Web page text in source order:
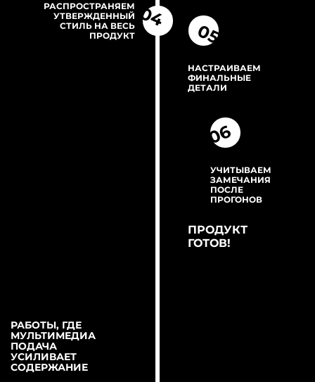
06
УЧИТЫВАЕМ
ЗАМЕЧАНИЯ
ПОСЛЕ
ПРОГОНОВ
ПРОДУКТ
ГОТОВ!
04
РАСПРОСТРАНЯЕМ
УТВЕРЖДЕННЫЙ
СТИЛЬ НА ВЕСЬ
ПРОДУКТ
05
НАСТРАИВАЕМ
ФИНАЛЬНЫЕ
ДЕТАЛИ
РАБОТЫ, ГДЕ
МУЛЬТИМЕДИА
ПОДАЧА
УСИЛИВАЕТ
СОДЕРЖАНИЕ